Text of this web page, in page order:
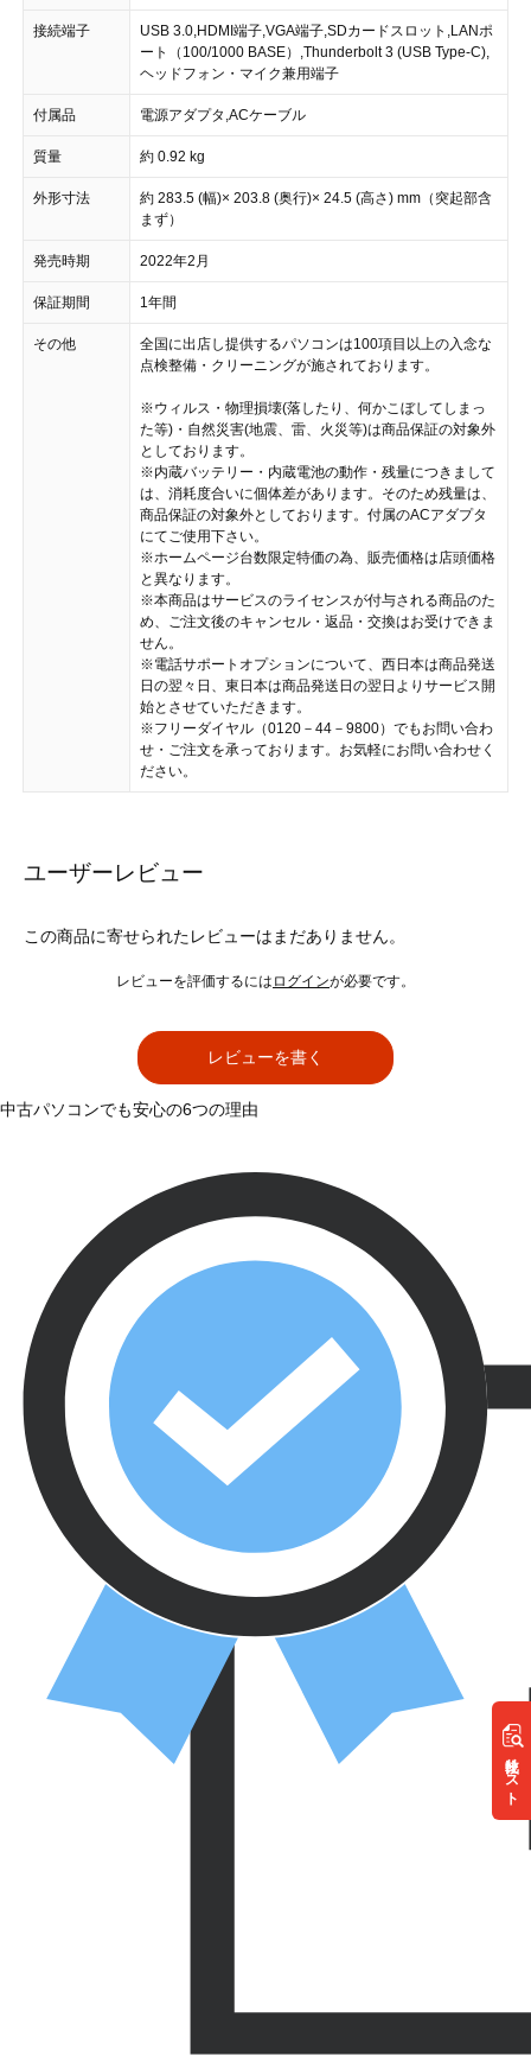
接続端子
USB 3.0,HDMI端子,VGA端子,SDカードスロット,LANポ
ート（100/1000 BASE）,Thunderbolt 3 (USB Type-C),
ヘッドフォン・マイク兼用端子
付属品 電源アダプタ,ACケーブル
質量 約 0.92 kg
外形寸法
約 283.5 (幅)× 203.8 (奥行)× 24.5 (高さ) mm（突起部含
まず）
発売時期 2022年2月
保証期間 1年間
その他
全国に出店し提供するパソコンは100項目以上の入念な
点検整備・クリーニングが施されております。
※ウィルス・物理損壊(落したり、何かこぼしてしまっ
た等)・自然災害(地震、雷、火災等)は商品保証の対象外
としております。
※内蔵バッテリー・内蔵電池の動作・残量につきまして
は、消耗度合いに個体差があります。そのため残量は、
商品保証の対象外としております。付属のACアダプタ
にてご使用下さい。
※ホームページ台数限定特価の為、販売価格は店頭価格
と異なります。
※本商品はサービスのライセンスが付与される商品のた
め、ご注文後のキャンセル・返品・交換はお受けできま
せん。
※電話サポートオプションについて、西日本は商品発送
日の翌々日、東日本は商品発送日の翌日よりサービス開
始とさせていただきます。
※フリーダイヤル（0120－44－9800）でもお問い合わ
せ・ご注文を承っております。お気軽にお問い合わせく
ださい。
リスト
ユーザーレビュー
この商品に寄せられたレビューはまだありません。
レビューを評価するには ログインが必要です。
レビューを書く
中古パソコンでも安心の6つの理由